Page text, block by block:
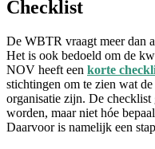
Checklist
De WBTR vraagt meer dan
Het is ook bedoeld om de
NOV heeft een korte
stichtingen om te zien wat
organisatie zijn. De checklist
worden, maar niet hóe
Daarvoor is namelijk een